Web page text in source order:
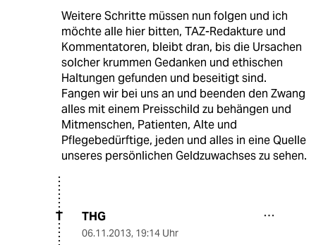
Weitere Schritte müssen nun folgen und ich
möchte alle hier bitten, TAZ-Redakture und
Kommentatoren, bleibt dran, bis die Ursachen
solcher krummen Gedanken und ethischen
Haltungen gefunden und beseitigt sind.
Fangen wir bei uns an und beenden den Zwang
alles mit einem Preisschild zu behängen und
Mitmenschen, Patienten, Alte und
Pflegebedürftige, jeden und alles in eine Quelle
unseres persönlichen Geldzuwachses zu sehen.
T THG
06.11.2013, 19:14 Uhr